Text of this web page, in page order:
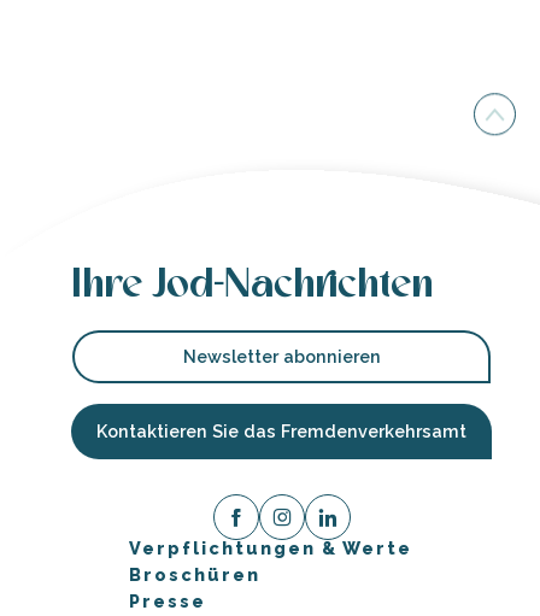
Ihre Jod-Nachrichten
Newsletter abonnieren
Kontaktieren Sie das Fremdenverkehrsamt
Verpflichtungen & Werte
Broschüren
Presse